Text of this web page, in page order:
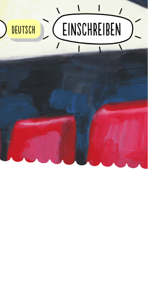
Deutsch Einschreiben